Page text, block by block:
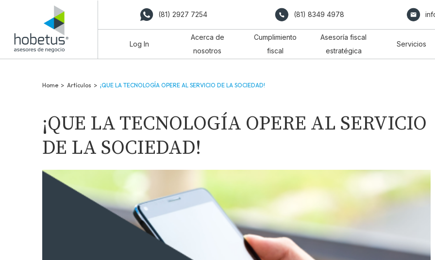
(81) 2927 7254 (81) 8349 4978
Log In
Acerca de
nosotros
Cumplimiento
fiscal
Asesoría fiscal
estratégica
Servicios
Home > Artículos > ¡QUE LA TECNOLOGÍA OPERE AL SERVICIO DE LA SOCIEDAD!
¡QUE LA TECNOLOGÍA OPERE AL SERVICIO
DE LA SOCIEDAD!